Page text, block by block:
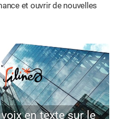
et ouvrir de nouvelles
en texte sur le